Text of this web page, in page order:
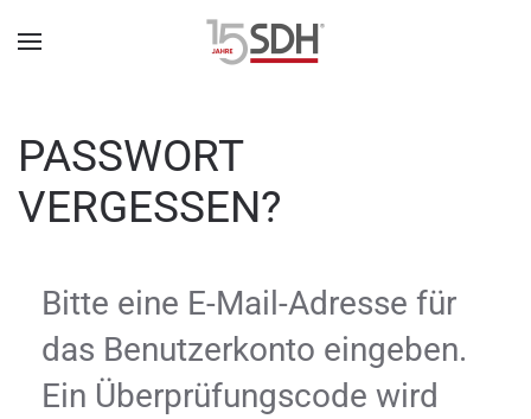
PASSWORT
VERGESSEN?
Bitte eine E-Mail-Adresse für
das Benutzerkonto eingeben.
Ein Überprüfungscode wird